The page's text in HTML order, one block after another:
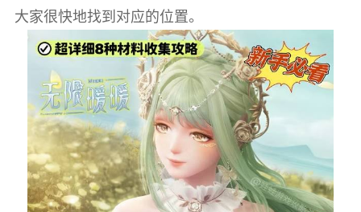
大家很快地找到对应的位置。